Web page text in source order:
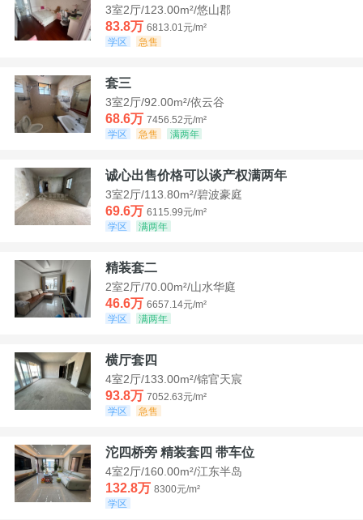
3室2厅/123.00m²/悠山郡
83.8万 6813.01元/m²
学区
急售
套三
3室2厅/92.00m²/依云谷
68.6万 7456.52元/m²
学区
急售 满两年
诚心出售价格可以谈产权满两年
3室2厅/113.80m²/碧波豪庭
69.6万 6115.99元/m²
学区
满两年
精装套二
2室2厅/70.00m²/山水华庭
46.6万 6657.14元/m²
学区
满两年
横厅套四
4室2厅/133.00m²/锦官天宸
93.8万 7052.63元/m²
学区
急售
沱四桥旁 精装套四 带车位
4室2厅/160.00m²/江东半岛
132.8万 8300元/m²
学区